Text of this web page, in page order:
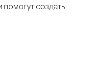
помогут создать